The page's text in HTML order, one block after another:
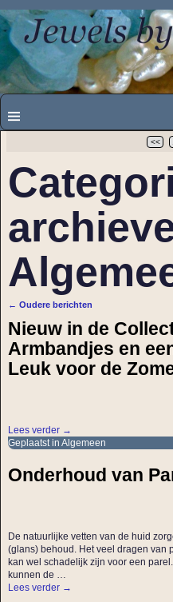
<<
← Oudere berichten
Nieuw in de
Armbandjes en
Leuk voor de
Lees verder →
Geplaatst in Algemeen
Onderhoud van
De natuurlijke vetten van de huid
(glans) behoud. Het veel dragen van
kan wel schadelijk zijn voor een
kunnen de …
Lees verder →